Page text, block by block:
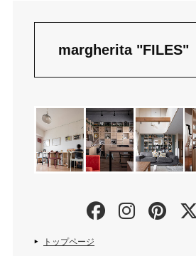
margherita "FILES"
トップページ